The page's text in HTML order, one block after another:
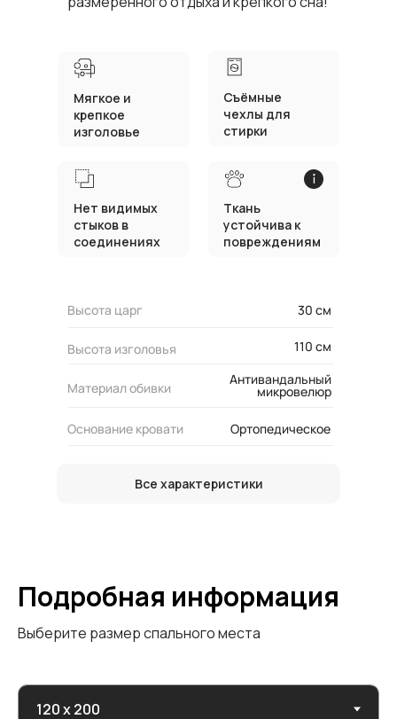
Высота царг
Высота изголовья
Основание кровати
Материал обивки
30 см
110 см
Антивандальный
микровелюр
Ортопедическое
Все характеристики
Съёмные
чехлы для
стирки
Нет видимых
стыков в
соединениях
Мягкое и
крепкое
изголовье
Ткань
устойчива к
повреждениям
Подробная информация
Выберите размер спального места